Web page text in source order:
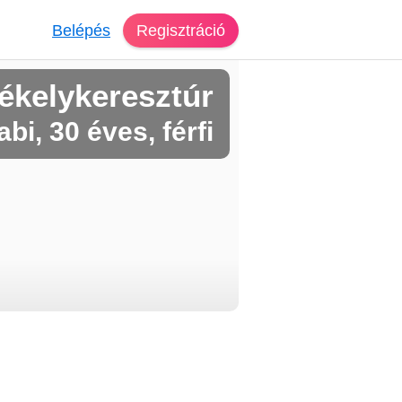
Belépés Regisztráció
30 éves, férfi